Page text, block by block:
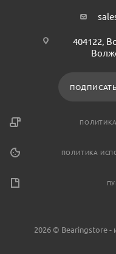
404122,
ПОЛИТИКА
2026 © Bearingstore